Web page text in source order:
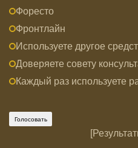
Форесто
Фронтлайн
Используете другое
Доверяете совету
Каждый раз используете
[